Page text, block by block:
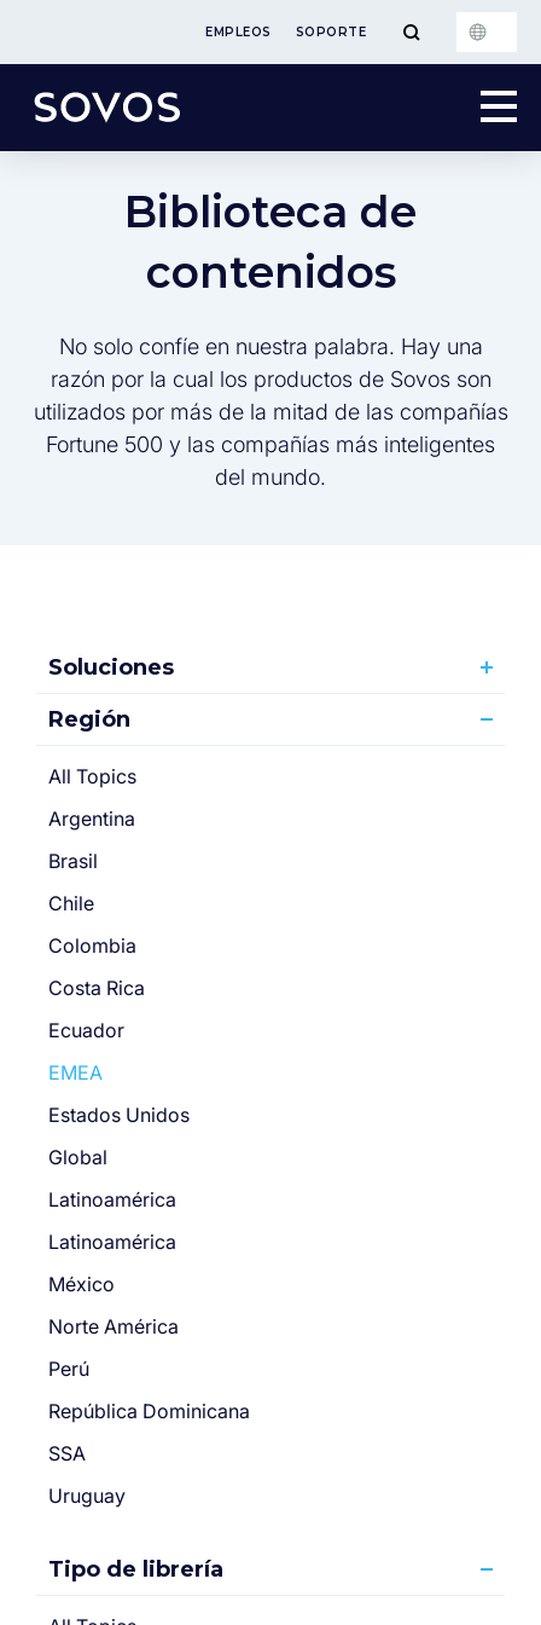
EMPLEOS SOPORTE
Biblioteca de
contenidos
No solo confíe en nuestra palabra. Hay una
razón por la cual los productos de Sovos son
utilizados por más de la mitad de las compañías
Fortune 500 y las compañías más inteligentes
del mundo.
Soluciones
Región
All Topics
Argentina
Brasil
Chile
Colombia
Costa Rica
Ecuador
EMEA
Estados Unidos
Global
Latinoamérica
Latinoamérica
México
Norte América
Perú
República Dominicana
SSA
Uruguay
Tipo de librería